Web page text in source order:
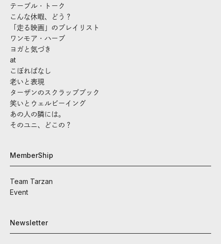
テーブル・トーク
こんな休暇、どう？
「走る映画」のプレイリスト
ワンモア・ハーブ
ヨガと気づき
at
こぼればなし
老いと表現
ターザンのスクラップブック
笑いとウェルビーイング
あの人の隣には。
そのユニ、どこの？
MemberShip
Team Tarzan
Event
Newsletter